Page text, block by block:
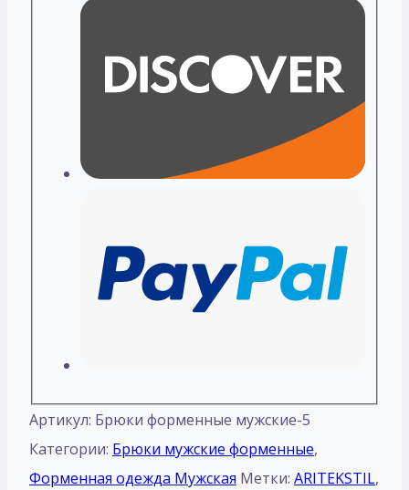
Артикул: Брюки форменные мужские-5
Категории: Брюки мужские форменные,
Форменная одежда Мужская Метки: ARITEKSTIL,